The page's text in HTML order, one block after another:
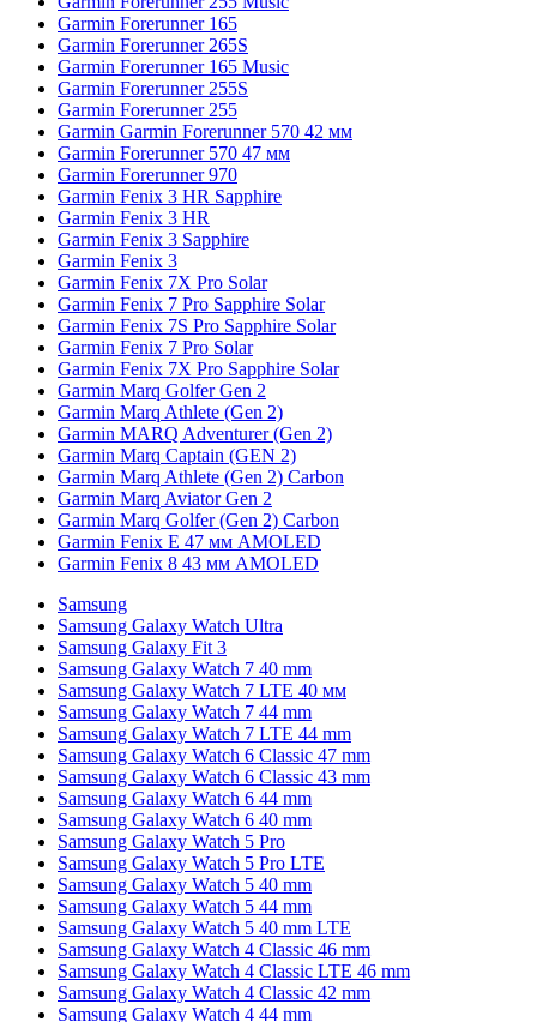
Garmin Forerunner 165
Garmin Forerunner 265S
Garmin Forerunner 165 Music
Garmin Forerunner 255S
Garmin Forerunner 255
Garmin Garmin Forerunner 570 42 мм
Garmin Forerunner 570 47 мм
Garmin Forerunner 970
Garmin Fenix 3 HR Sapphire
Garmin Fenix 3 HR
Garmin Fenix 3 Sapphire
Garmin Fenix 3
Garmin Fenix 7X Pro Solar
Garmin Fenix 7 Pro Sapphire Solar
Garmin Fenix 7S Pro Sapphire Solar
Garmin Fenix 7 Pro Solar
Garmin Fenix 7X Pro Sapphire Solar
Garmin Marq Golfer Gen 2
Garmin Marq Athlete (Gen 2)
Garmin MARQ Adventurer (Gen 2)
Garmin Marq Captain (GEN 2)
Garmin Marq Athlete (Gen 2) Carbon
Garmin Marq Aviator Gen 2
Garmin Marq Golfer (Gen 2) Carbon
Garmin Fenix E 47 мм AMOLED
Garmin Fenix 8 43 мм AMOLED
Samsung
Samsung Galaxy Watch Ultra
Samsung Galaxy Fit 3
Samsung Galaxy Watch 7 40 mm
Samsung Galaxy Watch 7 LTE 40 мм
Samsung Galaxy Watch 7 44 mm
Samsung Galaxy Watch 7 LTE 44 mm
Samsung Galaxy Watch 6 Classic 47 mm
Samsung Galaxy Watch 6 Classic 43 mm
Samsung Galaxy Watch 6 44 mm
Samsung Galaxy Watch 6 40 mm
Samsung Galaxy Watch 5 Pro
Samsung Galaxy Watch 5 Pro LTE
Samsung Galaxy Watch 5 40 mm
Samsung Galaxy Watch 5 44 mm
Samsung Galaxy Watch 5 40 mm LTE
Samsung Galaxy Watch 4 Classic 46 mm
Samsung Galaxy Watch 4 Classic LTE 46 mm
Samsung Galaxy Watch 4 Classic 42 mm
Samsung Galaxy Watch 4 44 mm